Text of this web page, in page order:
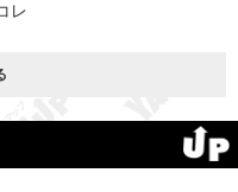
レ